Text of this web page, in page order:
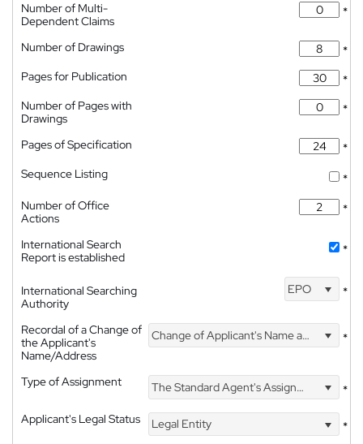
Number of Multi-
Dependent Claims
*
Number of Drawings
*
Pages for Publication
*
Number of Pages with
Drawings
*
Pages of Specification
*
Sequence Listing
*
Number of Office
Actions
*
International Search
Report is established
*
International Searching
Authority
EPO *
Recordal of a Change of
the Applicant's
Name/Address
Change of Applicant's Name and Address *
Type of Assignment The Standard Agent's Assignment
*
Applicant's Legal Status
Legal Entity
*